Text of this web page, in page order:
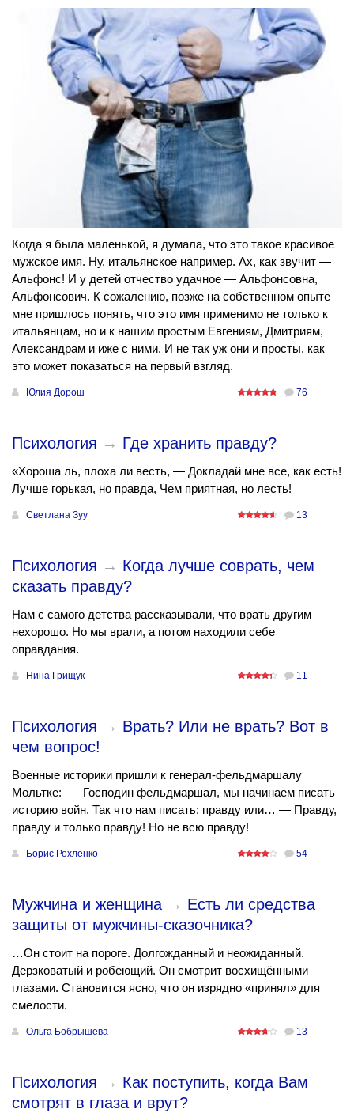
Когда я была маленькой, я думала, что это такое красивое
мужское имя. Ну, итальянское например. Ах, как звучит —
Альфонс! И у детей отчество удачное — Альфонсовна,
Альфонсович. К сожалению, позже на собственном опыте
мне пришлось понять, что это имя применимо не только к
итальянцам, но и к нашим простым Евгениям, Дмитриям,
Александрам и иже с ними. И не так уж они и просты, как
это может показаться на первый взгляд.
Юлия Дорош 76
Психология → Где хранить правду?
«Хороша ль, плоха ли весть, — Докладай мне все, как есть!
Лучше горькая, но правда, Чем приятная, но лесть!
Светлана Зуу 13
Психология → Когда лучше соврать, чем
сказать правду?
Нам с самого детства рассказывали, что врать другим
нехорошо. Но мы врали, а потом находили себе
оправдания.
Нина Грищук 11
Психология → Врать? Или не врать? Вот в
чем вопрос!
Военные историки пришли к генерал-фельдмаршалу
Мольтке: — Господин фельдмаршал, мы начинаем писать
историю войн. Так что нам писать: правду или… — Правду,
правду и только правду! Но не всю правду!
Борис Рохленко 54
Мужчина и женщина → Есть ли средства
защиты от мужчины-сказочника?
…Он стоит на пороге. Долгожданный и неожиданный.
Дерзковатый и робеющий. Он смотрит восхищёнными
глазами. Становится ясно, что он изрядно «принял» для
смелости.
Ольга Бобрышева 13
Психология → Как поступить, когда Вам
смотрят в глаза и врут?